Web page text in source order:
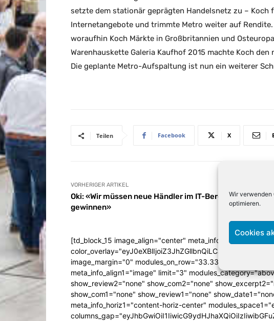
Wir verwenden
optimieren.
Cookies
setzte dem stationär geprägten Handelsnetz zu –
Internetangebote und trimmte Metro weiter auf
woraufhin Koch Märkte in Großbritannien und
Warenhauskette Galeria Kaufhof 2015 machte Koch
Die geplante Metro-Aufspaltung ist nun ein weiterer
Teilen Facebook X
VORHERIGER ARTIKEL
Oki: «Wir müssen neue Händler im IT-Bereich
gewinnen»
[td_block_15 image_align="center" meta_info_align="bottom"
image_margin="0" modules_on_row="33.33333333%"
meta_info_align1="image" limit="3"
show_review2="none" show_com2="none"
show_com1="none" show_review1="none"
meta_info_horiz1="content-horiz-center"